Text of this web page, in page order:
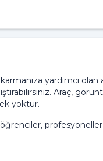
yardımcı olan
Araç,
yoktur.